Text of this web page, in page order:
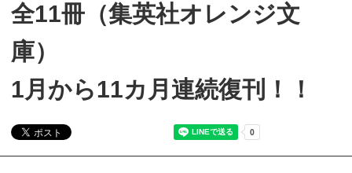
全11冊（集英社オレンジ文
庫）
1月から11カ月連続復刊！！